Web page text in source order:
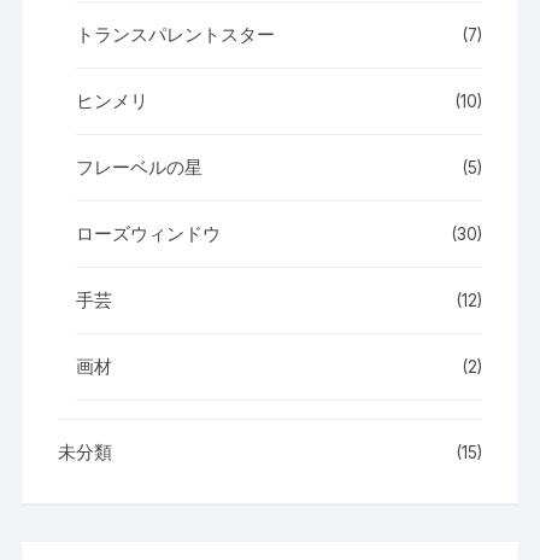
トランスパレントスター (7)
ヒンメリ (10)
フレーベルの星 (5)
ローズウィンドウ (30)
手芸 (12)
画材 (2)
未分類 (15)